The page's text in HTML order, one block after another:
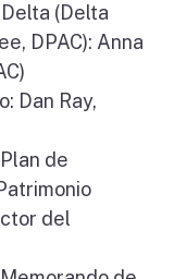
(Delta
DPAC): Anna
Dan Ray,
de
del